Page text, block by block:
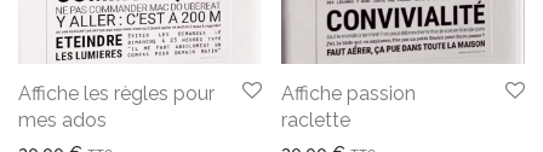
Affiche les règles pour
mes ados
Affiche passion
raclette